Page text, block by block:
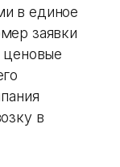
в единое
заявки
ценовые
в